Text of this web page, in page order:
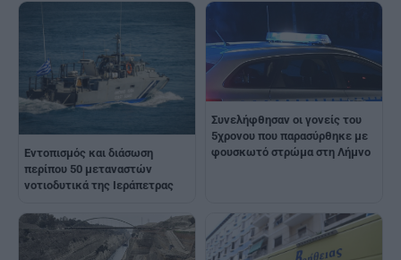
Εντοπισμός και διάσωση
περίπου 50 μεταναστών
νοτιοδυτικά της Ιεράπετρας
Συνελήφθησαν οι γονείς του
5χρονου που παρασύρθηκε με
φουσκωτό στρώμα στη Λήμνο